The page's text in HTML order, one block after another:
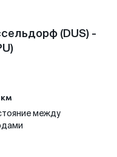
(DUS) -
км
между